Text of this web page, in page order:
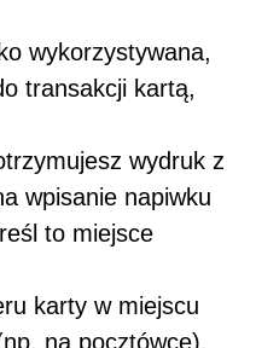
wykorzystywana,
transakcji kartą,
wydruk z
wpisanie napiwku
to miejsce
karty w miejscu
na pocztówce).